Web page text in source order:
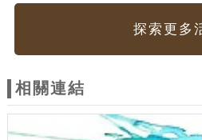
探索更多
相關連結